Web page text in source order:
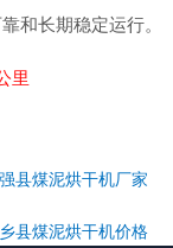
和长期稳定运行。
里
县煤泥烘干机厂家
县煤泥烘干机价格